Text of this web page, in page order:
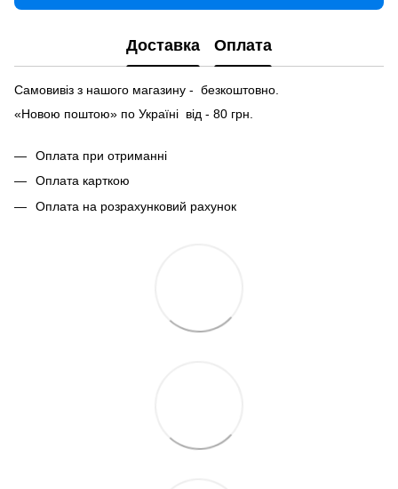
Доставка Оплата
Самовивіз з нашого магазину - безкоштовно.
«Новою поштою» по Україні від - 80 грн.
Оплата при отриманні
Оплата карткою
Оплата на розрахунковий рахунок